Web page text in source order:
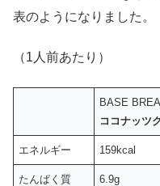
表のようになりました。
（1人前あたり）
BASE
ココナッツ
エネルギー 159kcal
たんぱく質 6.9g